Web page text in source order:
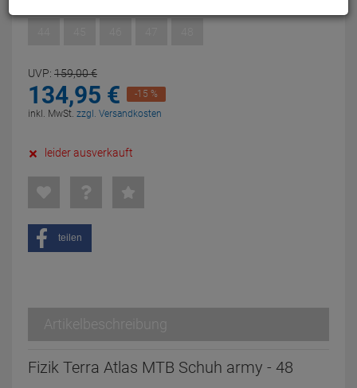
UVP: 159,00€
134,95 €
-15 %
inkl. MwSt. zzgl. Versandkosten
leider ausverkauft
teilen
Artikelbeschreibung
Fizik Terra Atlas MTB Schuh army - 48